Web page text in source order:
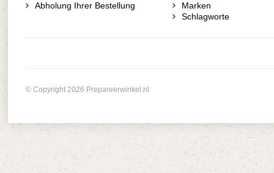
Abholung Ihrer Bestellung
Marken
Schlagworte
© Copyright 2026 Prepareerwinkel.nl